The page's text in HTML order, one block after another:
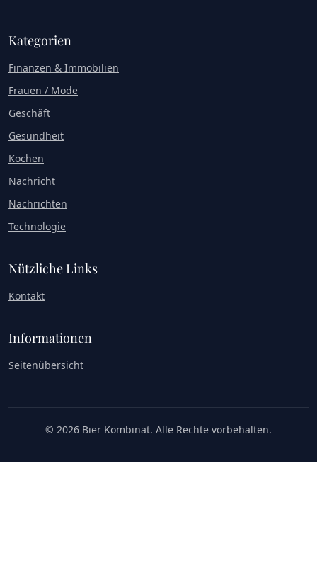
Kategorien
Finanzen & Immobilien
Frauen / Mode
Geschäft
Gesundheit
Kochen
Nachricht
Nachrichten
Technologie
Nützliche Links
Kontakt
Informationen
Seitenübersicht
© 2026 Bier Kombinat. Alle Rechte vorbehalten.